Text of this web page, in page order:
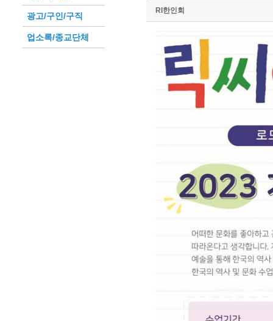
광고/구인/구직
업소록/종교단체
RI한인회